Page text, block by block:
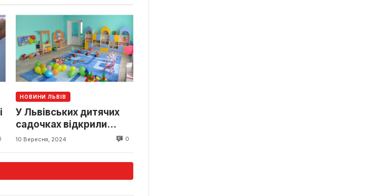
НОВИНИ ЛЬВІВ
У Львівських дитячих
садочках відкрили
групи від 12 місяців
10 Вересня, 2024 0